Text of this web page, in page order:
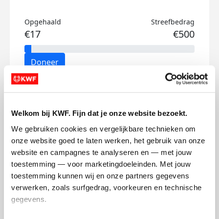
Welkom bij KWF. Fijn dat je onze website bezoekt.
We gebruiken cookies en vergelijkbare technieken om
onze website goed te laten werken, het gebruik van onze
website en campagnes te analyseren en — met jouw
toestemming — voor marketingdoeleinden. Met jouw
toestemming kunnen wij en onze partners gegevens
verwerken, zoals surfgedrag, voorkeuren en technische
gegevens.
Opgehaald
€17
Streefbedrag
€500
Doneer
Sabien's badges